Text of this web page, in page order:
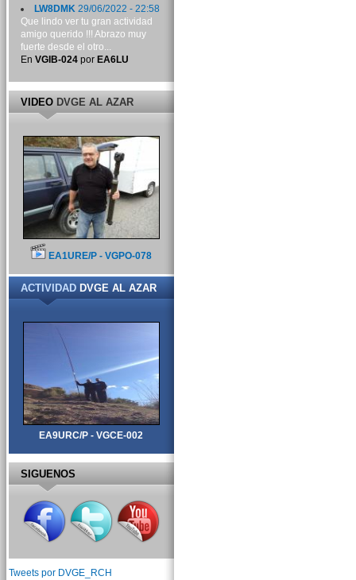
LW8DMK29/06/2022 - 22:58
Que lindo ver tu gran actividad
amigo querido !!! Abrazo muy
fuerte desde el otro...
En VGIB-024por EA6LU
VIDEODVGE AL AZAR
EA1URE/P - VGPO-078
ACTIVIDADDVGE AL AZAR
EA9URC/P - VGCE-002
SIGUENOS
Tweets por DVGE_RCH